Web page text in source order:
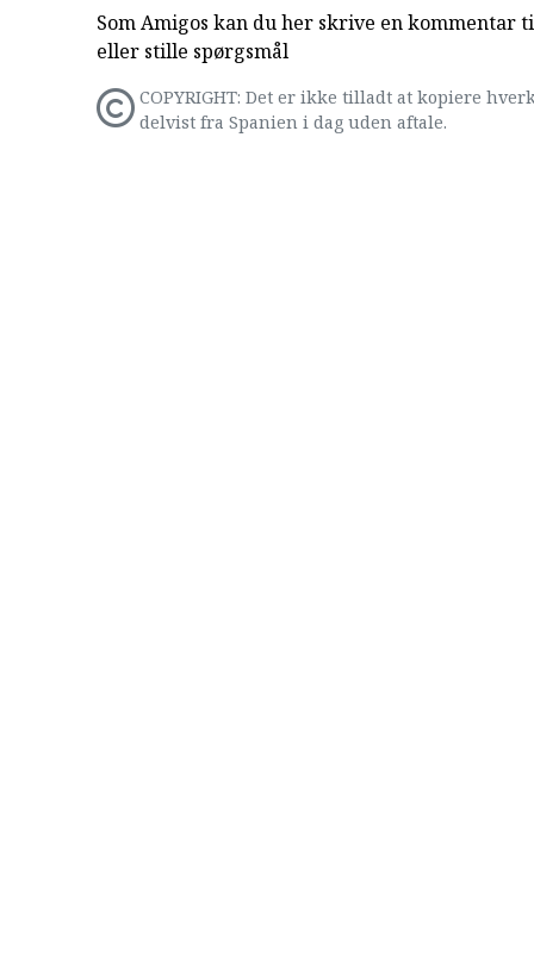
Som Amigos kan du her skrive en kommentar
eller stille spørgsmål
COPYRIGHT: Det er ikke tilladt at kopiere
delvist fra Spanien i dag uden aftale.